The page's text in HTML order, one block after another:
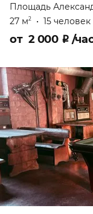
Площадь
27 м2 • 15 человек
от 2 000 ₽ /